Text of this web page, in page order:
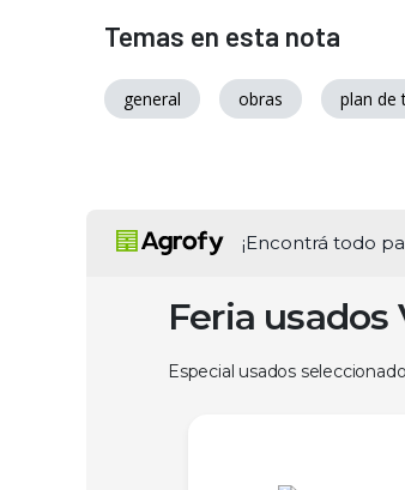
Temas en esta nota
general obras plan de
¡Encontrá todo
Feria
Especial usados